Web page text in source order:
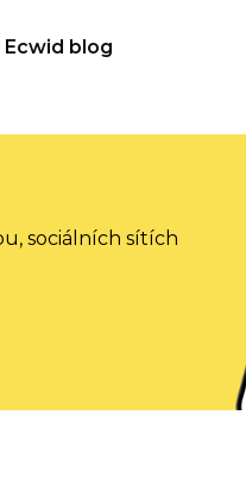
Ecwid blog
sociálních sítích